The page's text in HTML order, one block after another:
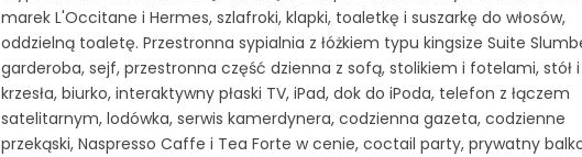
marek L'Occitane i Hermes, szlafroki, klapki, toaletkę i suszarkę do włosów,
oddzielną toaletę. Przestronna sypialnia z łóżkiem typu kingsize Suite
garderoba, sejf, przestronna część dzienna z sofą, stolikiem i fotelami, stół i
krzesła, biurko, interaktywny płaski TV, iPad, dok do iPoda, telefon z łączem
satelitarnym, lodówka, serwis kamerdynera, codzienna gazeta, codzienne
przekąski, Naspresso Caffe i Tea Forte w cenie, coctail party, prywatny